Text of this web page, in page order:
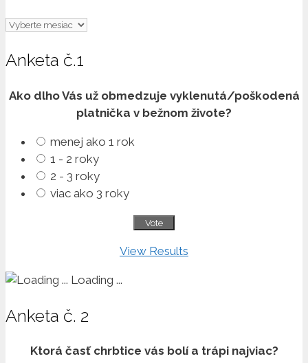
Archív
Anketa č.1
Ako dlho Vás už obmedzuje vyklenutá/poškodená
platnička v bežnom živote?
menej ako 1 rok
1 - 2 roky
2 - 3 roky
viac ako 3 roky
View Results
Loading ...
Anketa č. 2
Ktorá časť chrbtice vás bolí a trápi najviac?